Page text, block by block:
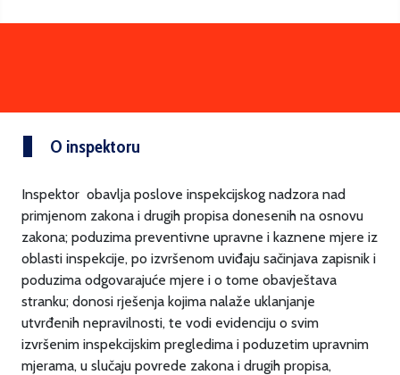
O inspektoru
Inspektor obavlja poslove inspekcijskog nadzora nad
primjenom zakona i drugih propisa donesenih na osnovu
zakona; poduzima preventivne upravne i kaznene mjere iz
oblasti inspekcije, po izvršenom uviđaju sačinjava zapisnik i
poduzima odgovarajuće mjere i o tome obavještava
stranku; donosi rješenja kojima nalaže uklanjanje
utvrđenih nepravilnosti, te vodi evidenciju o svim
izvršenim inspekcijskim pregledima i poduzetim upravnim
mjerama, u slučaju povrede zakona i drugih propisa,